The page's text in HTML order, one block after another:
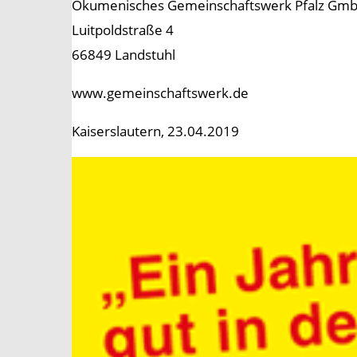
Ökumenisches Gemeinschaftswerk Pfalz
Luitpoldstraße 4
66849 Landstuhl
www.gemeinschaftswerk.de
Kaiserslautern, 23.04.2019